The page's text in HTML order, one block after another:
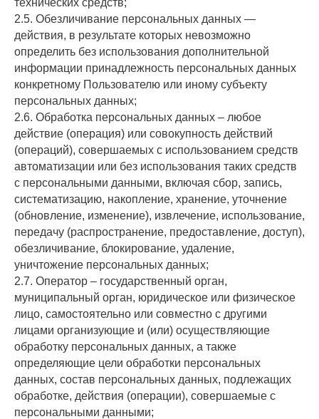
технических средств;
2.5. Обезличивание персональных данных —
действия, в результате которых невозможно
определить без использования дополнительной
информации принадлежность персональных данных
конкретному Пользователю или иному субъекту
персональных данных;
2.6. Обработка персональных данных – любое
действие (операция) или совокупность действий
(операций), совершаемых с использованием средств
автоматизации или без использования таких средств
с персональными данными, включая сбор, запись,
систематизацию, накопление, хранение, уточнение
(обновление, изменение), извлечение, использование,
передачу (распространение, предоставление, доступ),
обезличивание, блокирование, удаление,
уничтожение персональных данных;
2.7. Оператор – государственный орган,
муниципальный орган, юридическое или физическое
лицо, самостоятельно или совместно с другими
лицами организующие и (или) осуществляющие
обработку персональных данных, а также
определяющие цели обработки персональных
данных, состав персональных данных, подлежащих
обработке, действия (операции), совершаемые с
персональными данными;